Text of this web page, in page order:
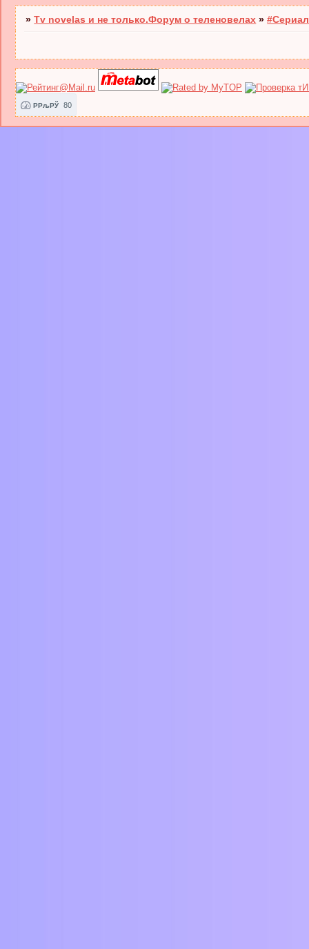
»Tv novelas и не только.Форум о теленовелах »
РРљРЎ 80